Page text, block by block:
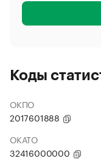
Коды
ОКПО
2017601888
ОКАТО
32416000000